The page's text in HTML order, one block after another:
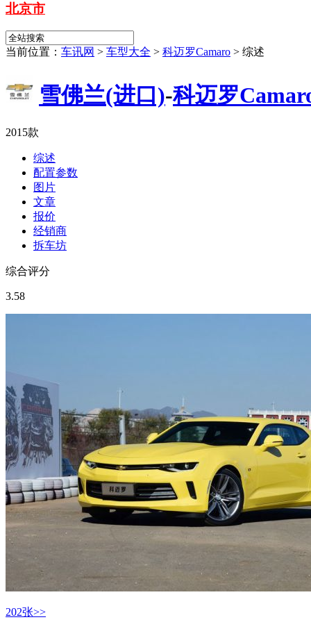
北京市
当前位置： 车讯网 > 车型大全 > 科迈罗Camaro > 综述
雪佛兰(进口)-科迈罗
2015款
综述
配置参数
图片
文章
报价
经销商
拆车坊
综合评分
3.58
202张>>